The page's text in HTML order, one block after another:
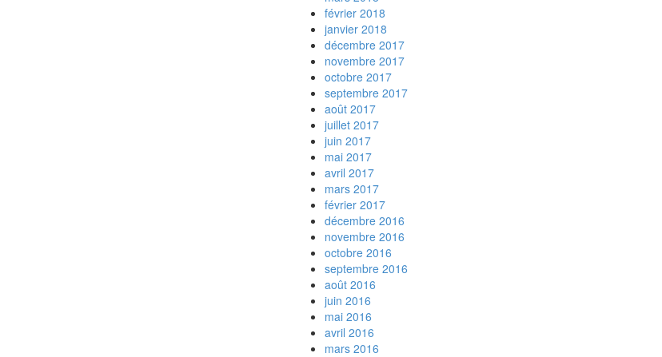
février 2018
janvier 2018
décembre 2017
novembre 2017
octobre 2017
septembre 2017
août 2017
juillet 2017
juin 2017
mai 2017
avril 2017
mars 2017
février 2017
décembre 2016
novembre 2016
octobre 2016
septembre 2016
août 2016
juin 2016
mai 2016
avril 2016
mars 2016